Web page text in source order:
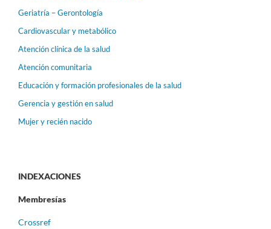
Geriatría – Gerontología
Cardiovascular y metabólico
Atención clínica de la salud
Atención comunitaria
Educación y formación profesionales de la salud
Gerencia y gestión en salud
Mujer y recién nacido
INDEXACIONES
Membresías
Crossref